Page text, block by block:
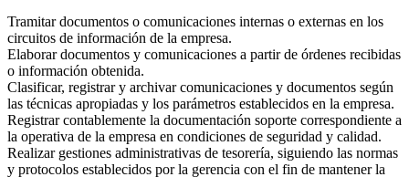
Tramitar documentos o comunicaciones internas o externas en los
circuitos de información de la empresa.
Elaborar documentos y comunicaciones a partir de órdenes recibidas
o información obtenida.
Clasificar, registrar y archivar comunicaciones y documentos según
las técnicas apropiadas y los parámetros establecidos en la empresa.
Registrar contablemente la documentación soporte correspondiente a
la operativa de la empresa en condiciones de seguridad y calidad.
Realizar gestiones administrativas de tesorería, siguiendo las normas
y protocolos establecidos por la gerencia con el fin de mantener la